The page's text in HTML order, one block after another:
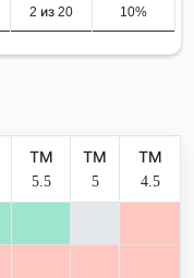
2 из 20 10%
ТМ
5.5
ТМ
5
ТМ
4.5